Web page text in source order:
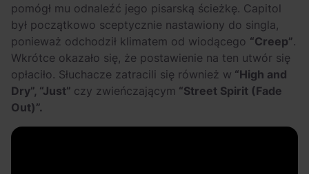
pomógł mu odnaleźć jego pisarską ścieżkę. Capitol
był początkowo sceptycznie nastawiony do singla,
ponieważ odchodził klimatem od wiodącego “Creep”.
Wkrótce okazało się, że postawienie na ten utwór się
opłaciło. Słuchacze zatracili się również w “High and
Dry”, “Just” czy zwieńczającym “Street Spirit (Fade
Out)”.